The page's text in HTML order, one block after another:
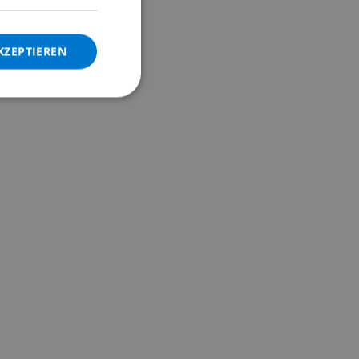
ITALIAN
NORWEGIAN